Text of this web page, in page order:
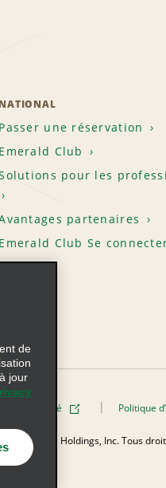
NATIONAL
Passer une réservation
Emerald Club
pour les
partenaires
Emerald Club Se
confidentialité Politique
Enterprise Holdings, Inc. Tous
de
jour